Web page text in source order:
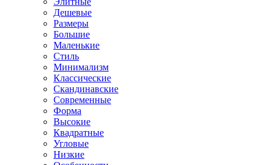
Дешевые
Размеры
Большие
Маленькие
Стиль
Минимализм
Классические
Скандинавские
Современные
Форма
Высокие
Квадратные
Угловые
Низкие